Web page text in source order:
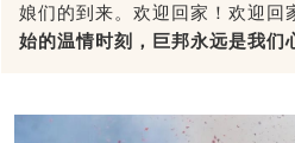
娘们的到来。欢迎回家！欢迎回
始的温情时刻，巨邦永远是我们